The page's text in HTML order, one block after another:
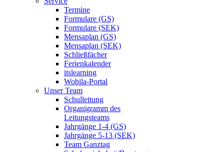
Termine
Formulare (GS)
Formulare (SEK)
Mensaplan (GS)
Mensaplan (SEK)
Schließfächer
Ferienkalender
itslearning
Wobila-Portal
Unser Team
Schulleitung
Organigramm des
Leitungsteams
Jahrgänge 1-4 (GS)
Jahrgänge 5-13 (SEK)
Team Ganztag